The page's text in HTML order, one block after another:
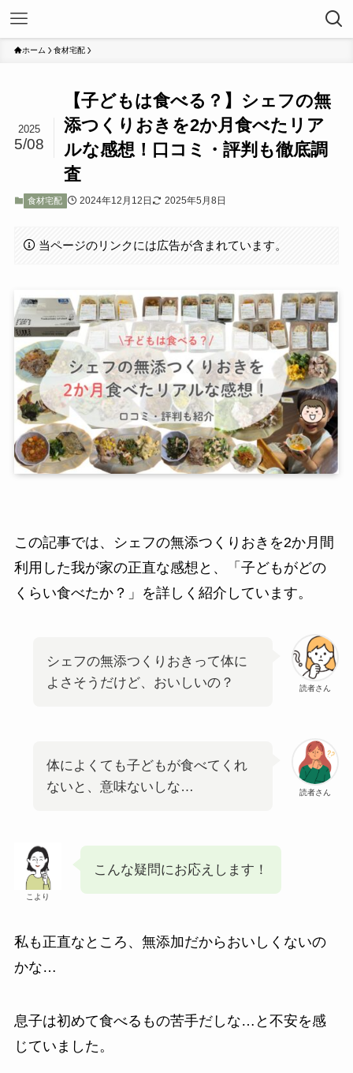
ホーム 食材宅配
【子どもは食べる？】シェフの無
添つくりおきを2か月食べたリア
ルな感想！口コミ・評判も徹底調
査
2025
5/08
食材宅配 2024年12月12日 2025年5月8日
当ページのリンクには広告が含まれています。
この記事では、シェフの無添つくりおきを2か月間
利用した我が家の正直な感想と、「子どもがどの
くらい食べたか？」を詳しく紹介しています。
読者さん
シェフの無添つくりおきって体に
よさそうだけど、おいしいの？
読者さん
体によくても子どもが食べてくれ
ないと、意味ないしな…
こより
こんな疑問にお応えします！
私も正直なところ、無添加だからおいしくないの
かな…
息子は初めて食べるもの苦手だしな…と不安を感
じていました。